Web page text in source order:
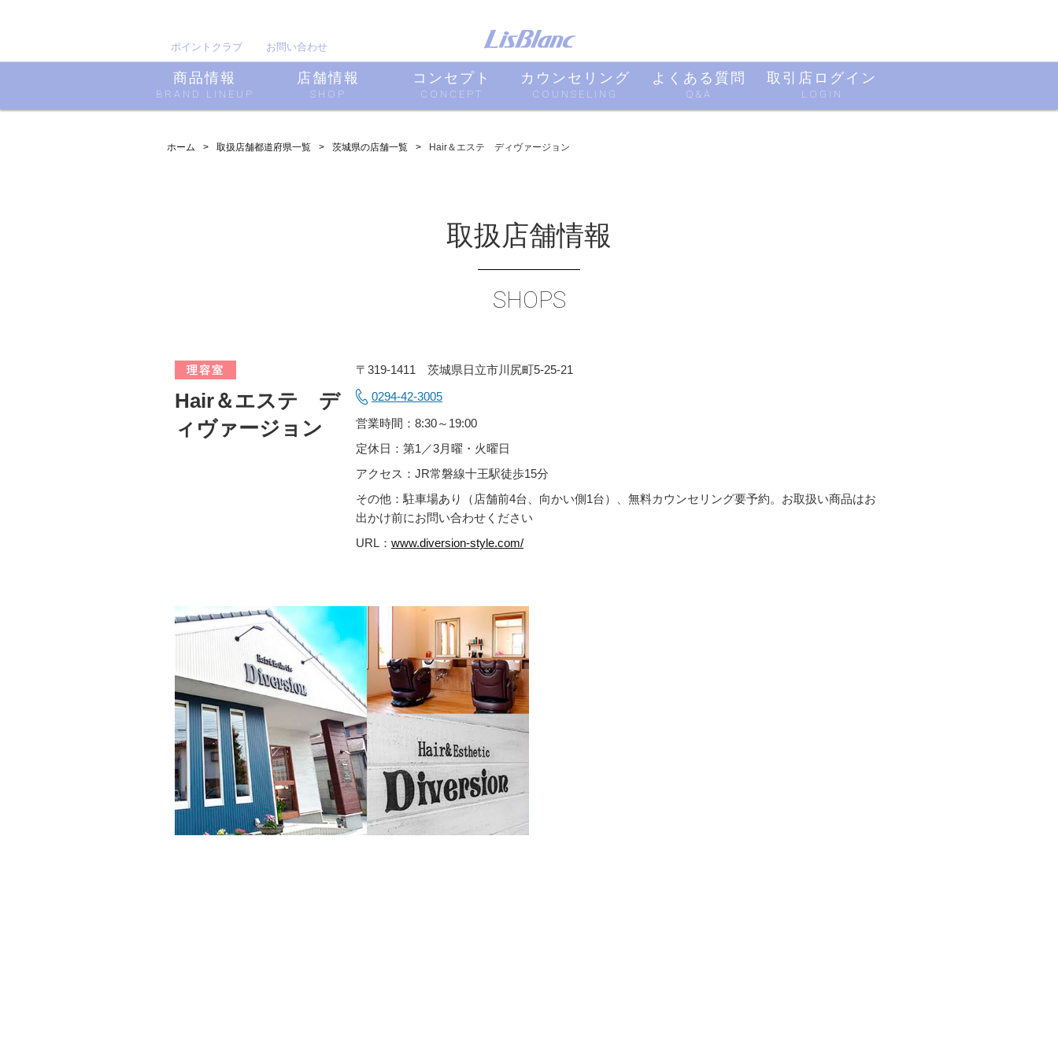
ポイントクラブ お問い合わせ
商品情報
BRAND LINEUP
店舗情報
SHOP
コンセプト
CONCEPT
カウンセリング
COUNSELING
よくある質問
Q&A
取引店ログイン
LOGIN
ホーム 取扱店舗都道府県一覧 茨城県の店舗一覧 Hair＆エステ ディヴァージョン
取扱店舗情報
SHOPS
理容室
Hair＆エステ デ
ィヴァージョン
〒319-1411 茨城県日立市川尻町5-25-21
0294-42-3005
営業時間：8:30～19:00
定休日：第1／3月曜・火曜日
アクセス：JR常磐線十王駅徒歩15分
その他：駐車場あり（店舗前4台、向かい側1台）、無料カウンセリング要予約。お取扱い商品はお
出かけ前にお問い合わせください
URL： www.diversion-style.com/